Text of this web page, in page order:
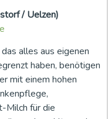
/ Uelzen)
alles aus eigenen
haben, benötigen
mit einem hohen
Milch für die